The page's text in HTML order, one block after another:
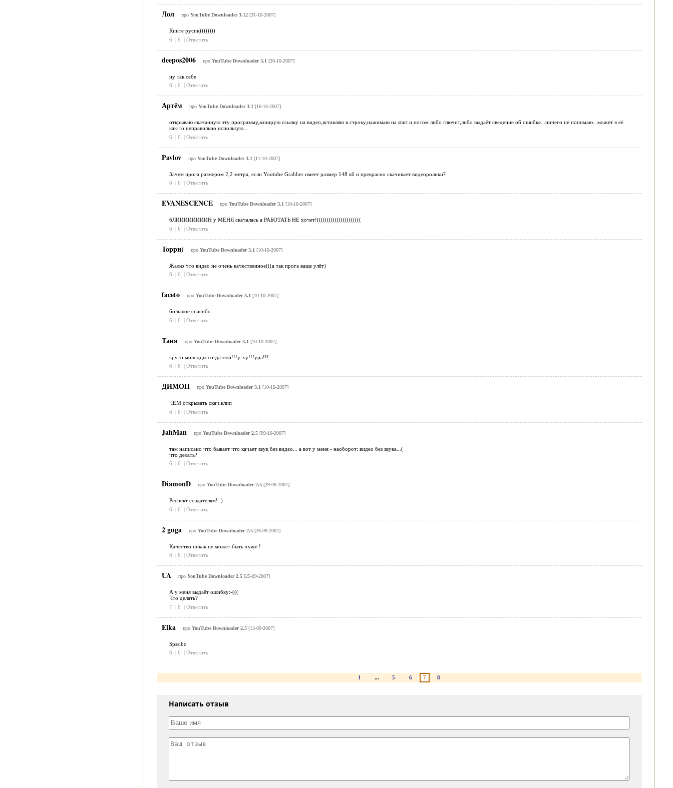
Лол про YouTube Downloader 3.12[31-10-2007]
Кинте русик))))))))
6
| 6 | Ответить
deepos2006 про YouTube Downloader 3.1 [20-10-2007]
ну так себе
6
| 6 | Ответить
Артём про YouTube Downloader 3.1 [16-10-2007]
открываю скачанную эту программу,копирую ссылку на видео,вставляю в строку,нажимаю на start и потом либо глючит,либо выдаёт сведение об ошибке...ничего не понимаю...может я её
как-то неправильно использую...
6
| 6 | Ответить
Pavlov про YouTube Downloader 3.1 [11-10-2007]
Зачем прога размером 2,2 метра, если Youtube Grabber имеет размер 148 кб и прекрасно скачивает видеоролики?
6
| 6 | Ответить
EVANESCENCE про YouTube Downloader 3.1 [10-10-2007]
бЛИИИИИИИИН у МЕНЯ скачалась а РАБОТАТЬ НЕ хочет!((((((((((((((((((((((
6
| 6 | Ответить
Торри) про YouTube Downloader 3.1 [10-10-2007]
Жалко что видео не очень качественное(((а так прога ваще улёт)
6
| 6 | Ответить
faceto про YouTube Downloader 3.1 [10-10-2007]
большое спасибо
6
| 6 | Ответить
Таня про YouTube Downloader 3.1 [10-10-2007]
круто,молодцы создатели!!!у-ху!!!ура!!!
6
| 6 | Ответить
ДИМОН про YouTube Downloader 3.1 [10-10-2007]
ЧЕМ открывать скач.клип
6
| 6 | Ответить
JahMan про YouTube Downloader 2.5[09-10-2007]
там написано что бывает что качает звук без видео... а вот у меня - наоборот: видео без звука...(
что делать?
6
| 6 | Ответить
DiamonD про YouTube Downloader 2.5[29-09-2007]
Респект создателям! :)
6
| 6 | Ответить
2 guga про YouTube Downloader 2.5[26-09-2007]
Качество никак не может быть хуже !
6
| 6 | Ответить
UA про YouTube Downloader 2.5[25-09-2007]
А у меня выдаёт ошибку:-(((
Что делать?
7
| 6 | Ответить
Elka про YouTube Downloader 2.5[13-09-2007]
Spssibo
6
| 6 | Ответить
1 ... 5 6 7 8
Написать отзыв